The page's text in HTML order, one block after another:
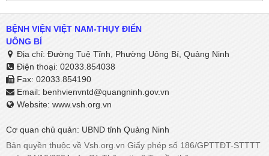
BỆNH VIỆN VIỆT NAM-THỤY ĐIỂN
UÔNG BÍ
Địa chỉ: Đường Tuệ Tĩnh, Phường Uông Bí, Quảng Ninh
Điện thoại: 02033.854038
Fax: 02033.854190
Email: benhvienvntd@quangninh.gov.vn​​​​​​​
Website: www.vsh.org.vn
Cơ quan chủ quản: UBND tỉnh Quảng Ninh
Bản quyền thuộc về Vsh.org.vn Giấy phép số 186/GPTTĐT-STTTT